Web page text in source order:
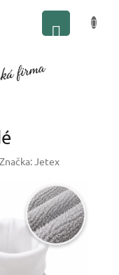
Značka:Jetex